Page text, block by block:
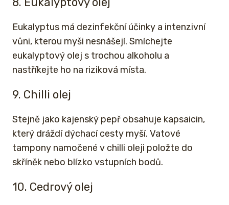
Eukalyptus má dezinfekční účinky a intenzivní
vůni, kterou myši nesnášejí. Smíchejte
eukalyptový olej s trochou alkoholu a
nastříkejte ho na riziková místa.
9. Chilli olej
Stejně jako kajenský pepř obsahuje kapsaicin,
který dráždí dýchací cesty myší. Vatové
tampony namočené v chilli oleji položte do
skříněk nebo blízko vstupních bodů.
10. Cedrový olej